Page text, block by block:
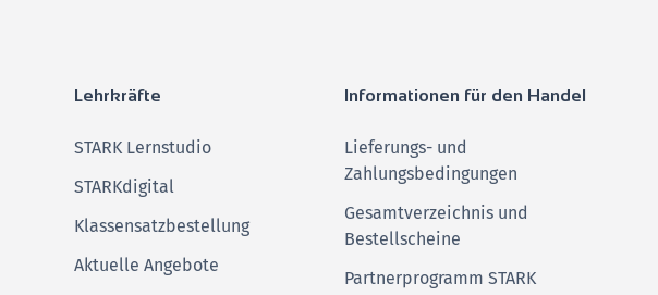
Lehrkräfte
STARK Lernstudio
STARKdigital
Klassensatzbestellung
Aktuelle Angebote
Informationen für den Handel
Lieferungs- und
Zahlungsbedingungen
Gesamtverzeichnis und
Bestellscheine
Partnerprogramm STARK